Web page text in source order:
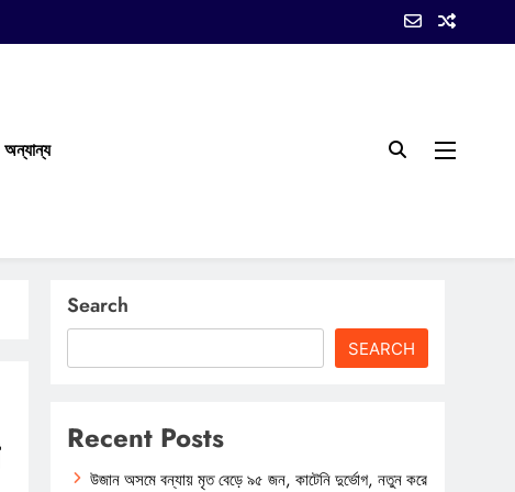
অন্যান্য
Search
SEARCH
Recent Posts
উজান অসমে বন্যায় মৃত বেড়ে ৯৫ জন, কাটেনি দুর্ভোগ, নতুন করে